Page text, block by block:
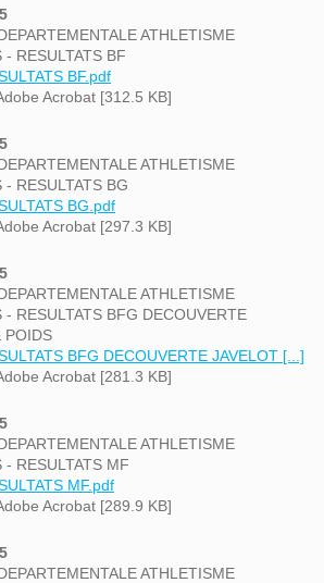
ATHLETISME
- RESULTATS BF
BF.pdf
Acrobat [312.5 KB]
ATHLETISME
- RESULTATS BG
BG.pdf
Acrobat [297.3 KB]
ATHLETISME
- RESULTATS BFG DECOUVERTE
POIDS
BFG DECOUVERTE JAVELOT [...]
Acrobat [281.3 KB]
ATHLETISME
- RESULTATS MF
MF.pdf
Acrobat [289.9 KB]
ATHLETISME